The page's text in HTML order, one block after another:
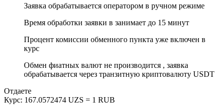
Заявка обрабатывается оператором в ручном режиме
Время обработки заявки в занимает до 15 минут
Процент комиссии обменного пункта уже включен в
курс
Обмен фиатных валют не производится , заявка
обрабатывается через транзитную криптовалюту USDT
Отдаете
Курс: 167.0572474 UZS = 1 RUB